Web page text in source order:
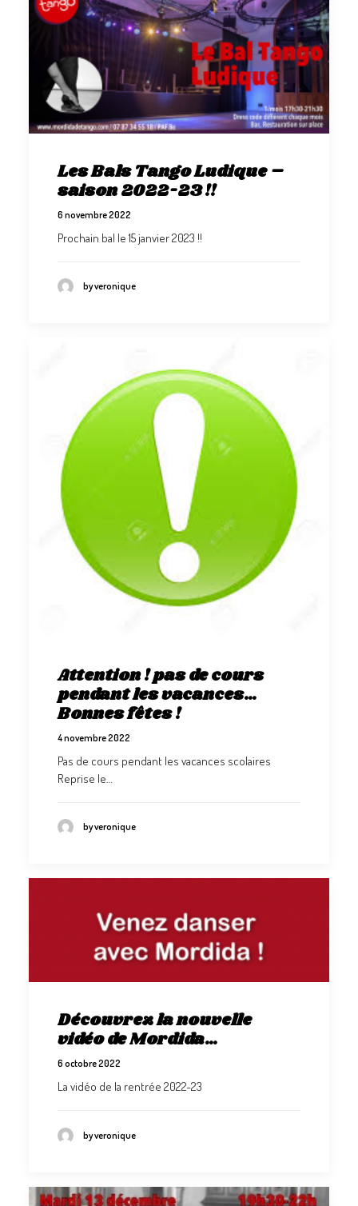
Les Bals Tango Ludique –
saison 2022-23 !!
6 novembre 2022
Prochain bal le 15 janvier 2023 !!
by veronique
Attention ! pas de cours
pendant les vacances…
Bonnes fêtes !
4 novembre 2022
Pas de cours pendant les vacances scolaires
Reprise le…
by veronique
Découvrez la nouvelle
vidéo de Mordida…
6 octobre 2022
La vidéo de la rentrée 2022-23
by veronique